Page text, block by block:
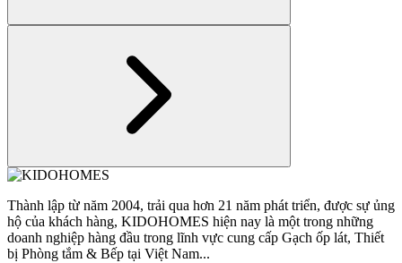
Thành lập từ năm 2004, trải qua hơn 21 năm phát triển, được sự ủng
hộ của khách hàng, KIDOHOMES hiện nay là một trong những
doanh nghiệp hàng đầu trong lĩnh vực cung cấp Gạch ốp lát, Thiết
bị Phòng tắm & Bếp tại Việt Nam...